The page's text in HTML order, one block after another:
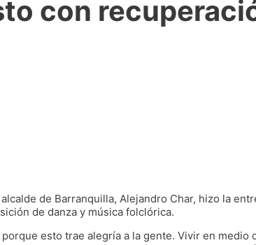
con
de Barranquilla, Alejandro Char, hizo la
de danza y música folclórica.
esto trae alegría a la gente. Vivir en